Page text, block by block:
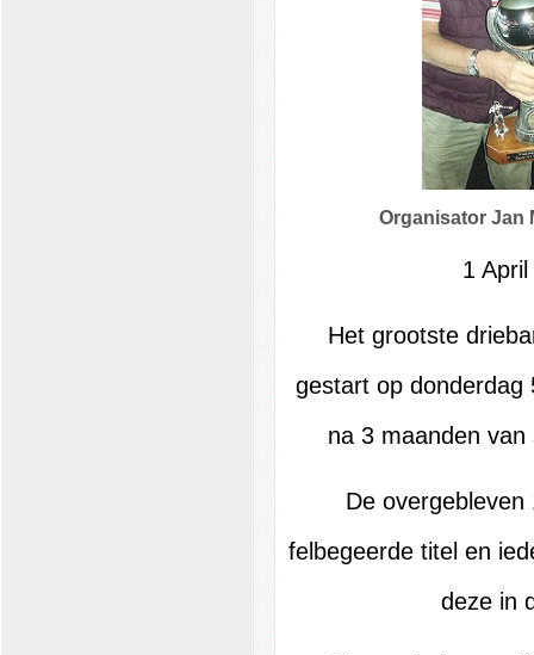
Organisator Jan
1
Het grootste
gestart op donderdag
na 3 maanden
De
felbegeerde titel en i
deze in